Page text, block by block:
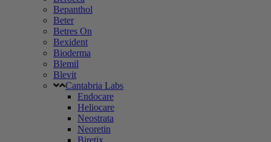
Bepanthol
Beter
Betres On
Bexident
Bioderma
Blemil
Blevit
Cantabria Labs
Endocare
Heliocare
Neostrata
Neoretin